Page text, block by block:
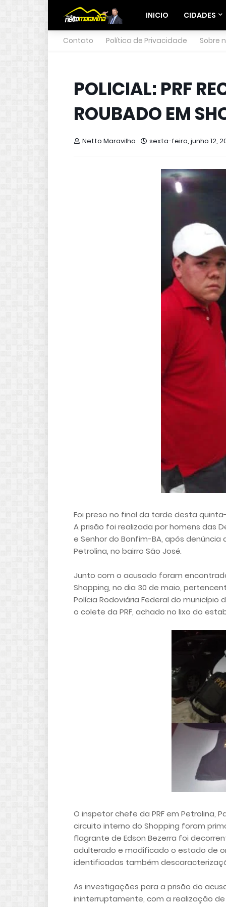
INICIO CIDADES
Contato Política de Privacidade Sobre
POLICIAL: PRF
ROUBADO EM
Netto Maravilha sexta-feira, junho 12,
Foi preso no final da tarde desta quinta-
A prisão foi realizada por homens das
e Senhor do Bonfim-BA, após
Petrolina, no bairro São José.
Junto com o acusado foram
Shopping, no dia 30 de maio,
Polícia Rodoviária Federal do
o colete da PRF, achado no lixo do
O inspetor chefe da PRF em Petrolina,
circuito interno do Shopping foram
flagrante de Edson Bezerra foi
adulterado e modificado o estado de
identificadas também
As investigações para a prisão do
ininterruptamente, com a realização